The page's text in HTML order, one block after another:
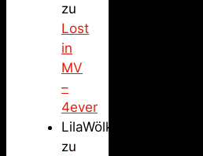
zu
Lost
in
MV
–
4ever
LilaWölkchen
zu